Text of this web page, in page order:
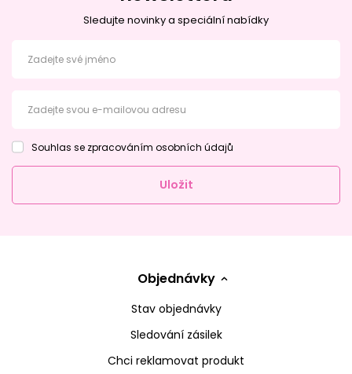
Sledujte novinky a speciální nabídky
Zadejte své jméno
Zadejte svou e-mailovou adresu
Souhlas se zpracováním osobních údajů
Uložit
Objednávky
Stav objednávky
Sledování zásilek
Chci reklamovat produkt